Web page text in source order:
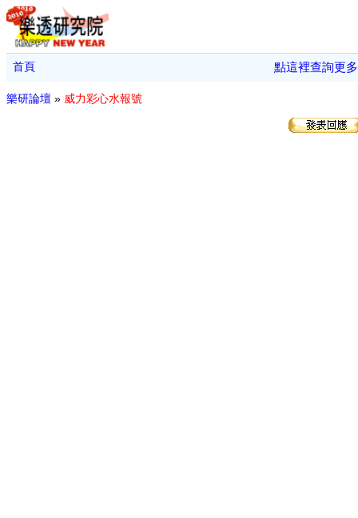
首頁 點這裡查詢更多
樂研論壇 » 威力彩心水報號